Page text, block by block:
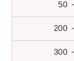
50
200
300